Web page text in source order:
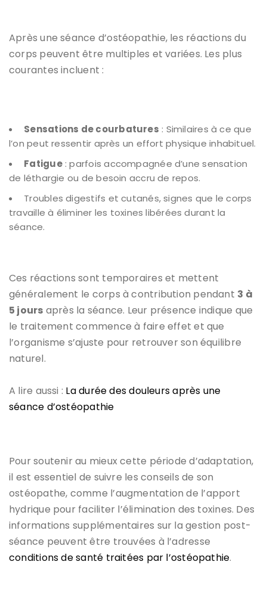
Après une séance d’ostéopathie, les réactions du
corps peuvent être multiples et variées. Les plus
courantes incluent :
Sensations de courbatures : Similaires à ce que
l’on peut ressentir après un effort physique inhabituel.
Fatigue: parfois accompagnée d’une sensation
de léthargie ou de besoin accru de repos.
Troubles digestifs et cutanés, signes que le corps
travaille à éliminer les toxines libérées durant la
séance.
Ces réactions sont temporaires et mettent
généralement le corps à contribution pendant 3 à
5 jours après la séance. Leur présence indique que
le traitement commence à faire effet et que
l’organisme s’ajuste pour retrouver son équilibre
naturel.
A lire aussi : La durée des douleurs après une
séance d’ostéopathie
Pour soutenir au mieux cette période d’adaptation,
il est essentiel de suivre les conseils de son
ostéopathe, comme l’augmentation de l’apport
hydrique pour faciliter l’élimination des toxines. Des
informations supplémentaires sur la gestion post-
séance peuvent être trouvées à l’adresse
conditions de santé traitées par l’ostéopathie.